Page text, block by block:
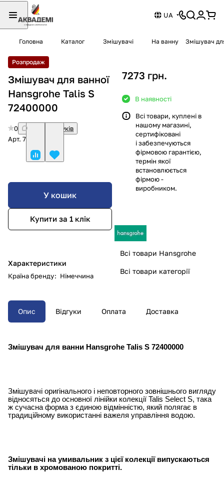
UA
Головна Каталог Змішувачі На ванну Змішувач
Розпродаж
Змішувач для ванної
Hansgrohe Talis S
72400000
0
Немає відгуків
Арт. 72400000
У кошик
Купити за 1 клiк
Характеристики
Країна бренду: Німеччина
7273 грн.
В наявності
Всі товари, куплені в
нашому магазині,
сертифіковані
і забезпечуються
фірмовою гарантією,
термін якої
встановлюється
фірмою -
виробником.
Всі товари Hansgrohe
Всі товари категорії
Опис Відгуки Оплата Доставка
Змішувач для ванни Hansgrohe Talis S 72400000
Змішувачі оригінального і неповторного зовнішнього вигляду
відносяться до основної лінійки колекції Talis Select S, така
ж сучасна форма з єдиною відмінністю, який полягає в
традиційному використанні важеля управління водою.
Змішувачі на умивальник з цієї колекції випускаються
тільки в хромованою покритті.